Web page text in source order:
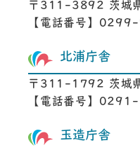
〒311-3892 茨城
【電話番号】
北浦庁舎
〒311-1792 茨城
【電話番号】
玉造庁舎